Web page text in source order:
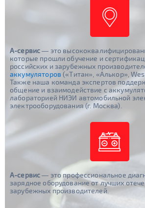
А-сервис— это
которые прошли обучение и
российских и зарубежных
аккумуляторов («Tитан», «Алькор»,
Также наша команда экспертов
общение и взаимодействие с
лабораторией НИЭИ автомобильной
электрооборудования (г. Москва).
А-сервис— это профессиональное
зарядное оборудование от лучших
зарубежных производителей.